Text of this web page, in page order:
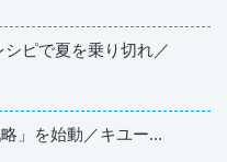
ピで夏を乗り切れ／
」を始動／キユー...